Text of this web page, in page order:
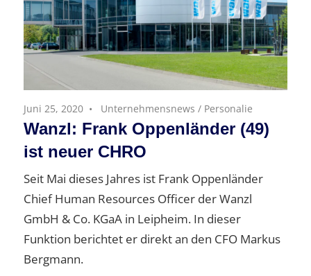
Juni 25, 2020 Unternehmensnews / Personalie
Wanzl: Frank Oppenländer (49)
ist neuer CHRO
Seit Mai dieses Jahres ist Frank Oppenländer
Chief Human Resources Officer der Wanzl
GmbH & Co. KGaA in Leipheim. In dieser
Funktion berichtet er direkt an den CFO Markus
Bergmann.